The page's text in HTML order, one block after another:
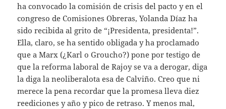
ha convocado la comisión de crisis del pacto y en el
congreso de Comisiones Obreras, Yolanda Díaz ha
sido recibida al grito de “¡Presidenta, presidenta!”.
Ella, claro, se ha sentido obligada y ha proclamado
que a Marx (¿Karl o Groucho?) pone por testigo de
que la reforma laboral de Rajoy se va a derogar, diga
la diga la neoliberalota esa de Calviño. Creo que ni
merece la pena recordar que la promesa lleva diez
reediciones y año y pico de retraso. Y menos mal,